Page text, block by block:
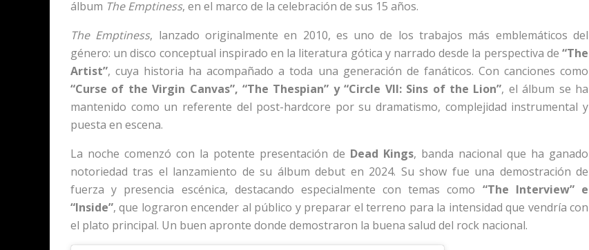
álbum The Emptiness, en el marco de la celebración de sus 15 años.
The Emptiness, lanzado originalmente en 2010, es uno de los trabajos más emblemáticos del
género: un disco conceptual inspirado en la literatura gótica y narrado desde la perspectiva de “The
Artist”, cuya historia ha acompañado a toda una generación de fanáticos. Con canciones como
“Curse of the Virgin Canvas”, “The Thespian” y “Circle VII: Sins of the Lion”, el álbum se ha
mantenido como un referente del post-hardcore por su dramatismo, complejidad instrumental y
puesta en escena.
La noche comenzó con la potente presentación de Dead Kings, banda nacional que ha ganado
notoriedad tras el lanzamiento de su álbum debut en 2024. Su show fue una demostración de
fuerza y presencia escénica, destacando especialmente con temas como “The Interview” e
“Inside”, que lograron encender al público y preparar el terreno para la intensidad que vendría con
el plato principal. Un buen apronte donde demostraron la buena salud del rock nacional.